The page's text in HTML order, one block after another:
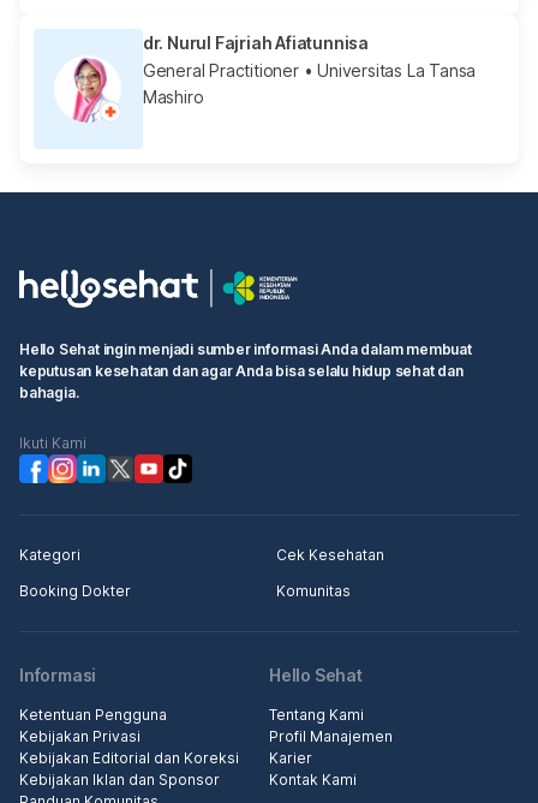
dr. Nurul Fajriah Afiatunnisa
General Practitioner• Universitas La Tansa
Mashiro
Hello Sehat ingin menjadi sumber informasi Anda dalam membuat
keputusan kesehatan dan agar Anda bisa selalu hidup sehat dan
bahagia.
Ikuti Kami
Kategori
Cek Kesehatan
Booking Dokter
Komunitas
Informasi
Ketentuan Pengguna
Kebijakan Privasi
Kebijakan Editorial dan Koreksi
Kebijakan Iklan dan Sponsor
Hello Sehat
Tentang Kami
Profil Manajemen
Karier
Kontak Kami